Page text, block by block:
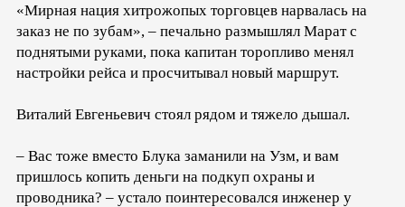
«Мирная нация хитрожопых торговцев нарвалась на
заказ не по зубам», – печально размышлял Марат с
поднятыми руками, пока капитан торопливо менял
настройки рейса и просчитывал новый маршрут.
Виталий Евгеньевич стоял рядом и тяжело дышал.
– Вас тоже вместо Блука заманили на Узм, и вам
пришлось копить деньги на подкуп охраны и
проводника? – устало поинтересовался инженер у